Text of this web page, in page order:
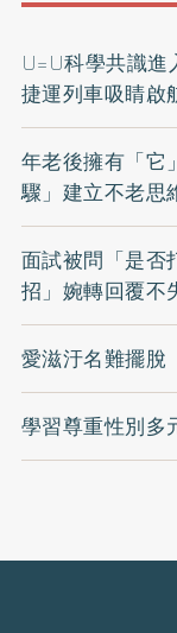
U=U科學共識進
捷運列車吸睛啟
年老後擁有「它
驟」建立不老思
面試被問「是否
招」婉轉回覆不
愛滋汙名難擺
學習尊重性別